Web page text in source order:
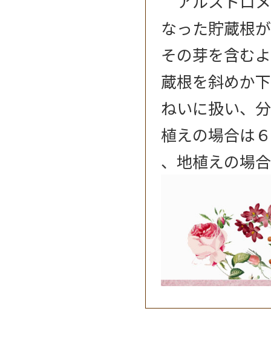
なった貯蔵根
その芽を含む
蔵根を斜めか
ねいに扱い、
植えの場合は
、地植えの場